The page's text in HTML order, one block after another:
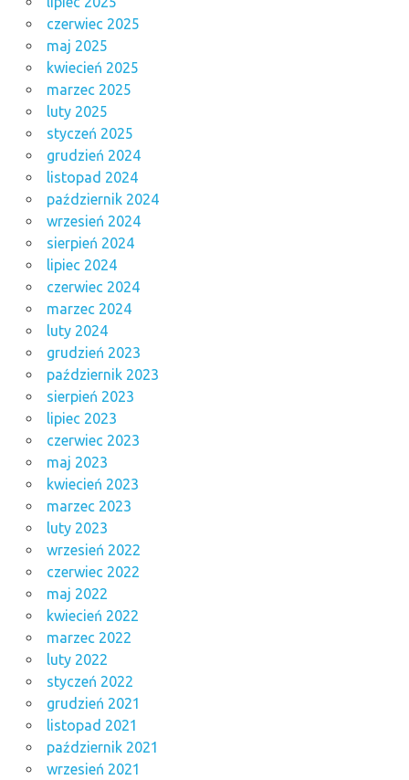
czerwiec 2025
maj 2025
kwiecień 2025
marzec 2025
luty 2025
styczeń 2025
grudzień 2024
listopad 2024
październik 2024
wrzesień 2024
sierpień 2024
lipiec 2024
czerwiec 2024
marzec 2024
luty 2024
grudzień 2023
październik 2023
sierpień 2023
lipiec 2023
czerwiec 2023
maj 2023
kwiecień 2023
marzec 2023
luty 2023
wrzesień 2022
czerwiec 2022
maj 2022
kwiecień 2022
marzec 2022
luty 2022
styczeń 2022
grudzień 2021
listopad 2021
październik 2021
wrzesień 2021